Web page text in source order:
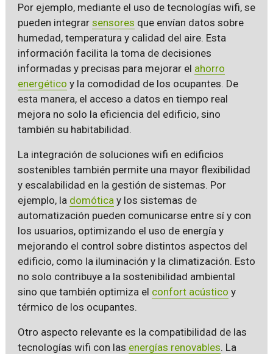
Por ejemplo, mediante el uso de tecnologías wifi, se
pueden integrar sensores que envían datos sobre
humedad, temperatura y calidad del aire. Esta
información facilita la toma de decisiones
informadas y precisas para mejorar el ahorro
energético y la comodidad de los ocupantes. De
esta manera, el acceso a datos en tiempo real
mejora no solo la eficiencia del edificio, sino
también su habitabilidad.
La integración de soluciones wifi en edificios
sostenibles también permite una mayor flexibilidad
y escalabilidad en la gestión de sistemas. Por
ejemplo, la domótica y los sistemas de
automatización pueden comunicarse entre sí y con
los usuarios, optimizando el uso de energía y
mejorando el control sobre distintos aspectos del
edificio, como la iluminación y la climatización. Esto
no solo contribuye a la sostenibilidad ambiental
sino que también optimiza el confort acústico y
térmico de los ocupantes.
Otro aspecto relevante es la compatibilidad de las
tecnologías wifi con las energías renovables. La